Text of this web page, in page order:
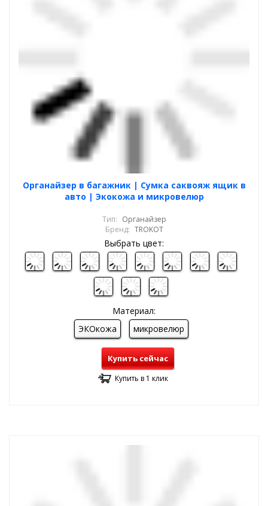
Органайзер в багажник | Сумка саквояж ящик в
авто | Экокожа и микровелюр
Тип: Органайзер
Бренд: TROKOT
Выбрать цвет:
Материал:
ЭКОкожа
микровелюр
Купить сейчас
Купить в 1 клик